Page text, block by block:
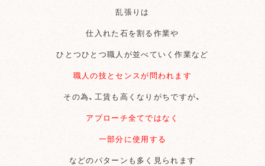
乱張りは
仕入れた石を割る作業や
ひとつひとつ職人が並べていく作業など
職人の技とセンスが問われます
その為、工賃も高くなりがちですが、
アプローチ全てではなく
一部分に使用する
などのパターンも多く見られます